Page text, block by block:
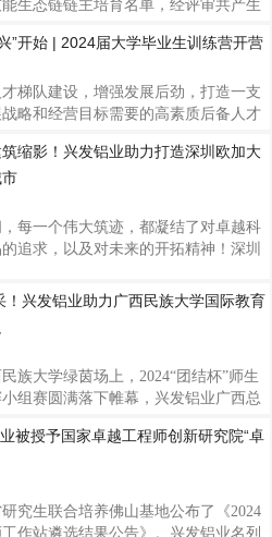
培训成果，激发人才潜能。各小组代
绕“基层”、“技术”、“
生态链链主培育名单，经评审共产生
入选链主培育单位名单。“产教评”融
集群高质量围绕广东省战略性产业，
出标准、出岗位、出师傅，院校出学
教学资源，政府出政策、出资金、出
基础、以职业技能等级评价为纽带
发展的产业技能生态链，推动实施学
培生”用培融合、企业自主评
”开始 | 2024届大学毕业生训练营开营
梯队建设，增强发展后劲，打造一支
略和经营目标需要的高素质后备人才
同高校的优秀学子将在兴发铝业这片
到职场的蜕变之旅。开营仪式上，兴
、副总经理刘允棠围绕培训体系、导
践等核心内容，深刻阐述了此次培训
深了新员工们对集团人才战略部署的
在公司“客户为本、品质为纲
缩影！兴发铝业助力打造深圳欧加大
每一个伟大筑迹，都凝结了对卓越科
追求，以及对未来的开拓精神！深圳
，项目总建筑面积约24.8万平方米，
，是集办公、餐厅、商业、文化设施
摩天大楼，建成后将成为OPPO全球
新中心及营销中心，助力OPPO立足
，在聚集城市高端专业人才等方面具
！作为深圳湾超级总部基地片区的标
！兴发铝业助力广西民族大学国际教育
族大学绿茵场上，2024“团结杯”师生
组赛圆满落下帷幕，兴发铝业广西总
力，雄踞该校相思湖校区公开组第一
项世界性的运动，它不仅仅是一项运
神、一种文化。广西民族大学有着浓
围，近年来大学参与的足球项目比赛
广西民族大学2024“团结杯”师生八人
被授予国家卓越工程师创新研究院“卓
究生联合培养佛山基地公布了《2024
作站遴选结果公告》。兴发铝业名列